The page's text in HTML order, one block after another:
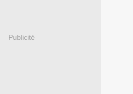
Publicité